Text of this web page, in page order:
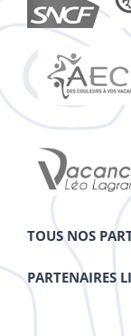
TOUS NOS
PARTENAIRES